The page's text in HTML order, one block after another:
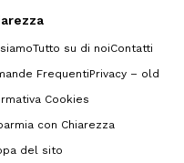
Tutto su di noiContatti
FrequentiPrivacy – old
Cookies
con Chiarezza
del sito